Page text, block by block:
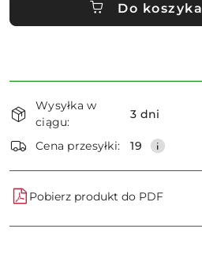
Do koszyka
i
dostawa
Wysyłka w
ciągu:
3 dni
Cena przesyłki: 19
Pobierz produkt do PDF